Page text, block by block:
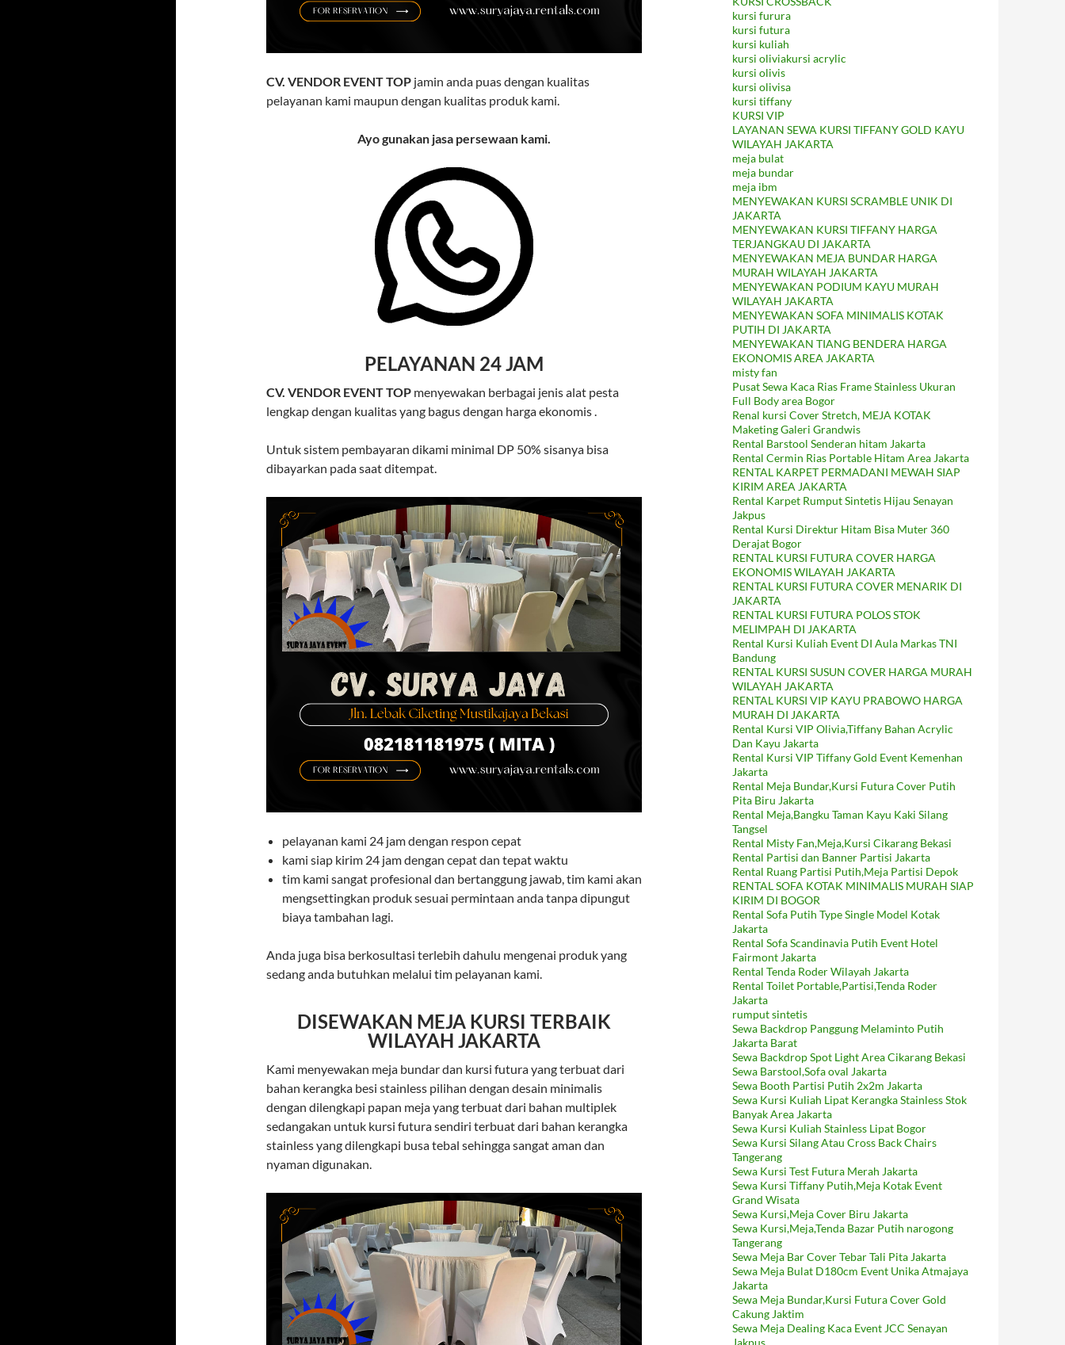
CV. VENDOR EVENT TOP jamin anda puas dengan kualitas
pelayanan kami maupun dengan kualitas produk kami.
Ayo gunakan jasa persewaan kami.
PELAYANAN 24 JAM
CV. VENDOR EVENT TOP menyewakan berbagai jenis alat pesta
lengkap dengan kualitas yang bagus dengan harga ekonomis .
Untuk sistem pembayaran dikami minimal DP 50% sisanya bisa
dibayarkan pada saat ditempat.
pelayanan kami 24 jam dengan respon cepat
kami siap kirim 24 jam dengan cepat dan tepat waktu
tim kami sangat profesional dan bertanggung jawab, tim kami akan
mengsettingkan produk sesuai permintaan anda tanpa dipungut
biaya tambahan lagi.
Anda juga bisa berkosultasi terlebih dahulu mengenai produk yang
sedang anda butuhkan melalui tim pelayanan kami.
DISEWAKAN MEJA KURSI TERBAIK
WILAYAH JAKARTA
Kami menyewakan meja bundar dan kursi futura yang terbuat dari
bahan kerangka besi stainless pilihan dengan desain minimalis
dengan dilengkapi papan meja yang terbuat dari bahan multiplek
sedangakan untuk kursi futura sendiri terbuat dari bahan kerangka
stainless yang dilengkapi busa tebal sehingga sangat aman dan
nyaman digunakan.
kursi furura
kursi futura
kursi kuliah
kursi oliviakursi acrylic
kursi olivis
kursi olivisa
kursi tiffany
KURSI VIP
LAYANAN SEWA KURSI TIFFANY GOLD KAYU
WILAYAH JAKARTA
meja bulat
meja bundar
meja ibm
MENYEWAKAN KURSI SCRAMBLE UNIK DI
JAKARTA
MENYEWAKAN KURSI TIFFANY HARGA
TERJANGKAU DI JAKARTA
MENYEWAKAN MEJA BUNDAR HARGA
MURAH WILAYAH JAKARTA
MENYEWAKAN PODIUM KAYU MURAH
WILAYAH JAKARTA
MENYEWAKAN SOFA MINIMALIS KOTAK
PUTIH DI JAKARTA
MENYEWAKAN TIANG BENDERA HARGA
EKONOMIS AREA JAKARTA
misty fan
Pusat Sewa Kaca Rias Frame Stainless Ukuran
Full Body area Bogor
Renal kursi Cover Stretch, MEJA KOTAK
Maketing Galeri Grandwis
Rental Barstool Senderan hitam Jakarta
Rental Cermin Rias Portable Hitam Area Jakarta
RENTAL KARPET PERMADANI MEWAH SIAP
KIRIM AREA JAKARTA
Rental Karpet Rumput Sintetis Hijau Senayan
Jakpus
Rental Kursi Direktur Hitam Bisa Muter 360
Derajat Bogor
RENTAL KURSI FUTURA COVER HARGA
EKONOMIS WILAYAH JAKARTA
RENTAL KURSI FUTURA COVER MENARIK DI
JAKARTA
RENTAL KURSI FUTURA POLOS STOK
MELIMPAH DI JAKARTA
Rental Kursi Kuliah Event DI Aula Markas TNI
Bandung
RENTAL KURSI SUSUN COVER HARGA MURAH
WILAYAH JAKARTA
RENTAL KURSI VIP KAYU PRABOWO HARGA
MURAH DI JAKARTA
Rental Kursi VIP Olivia,Tiffany Bahan Acrylic
Dan Kayu Jakarta
Rental Kursi VIP Tiffany Gold Event Kemenhan
Jakarta
Rental Meja Bundar,Kursi Futura Cover Putih
Pita Biru Jakarta
Rental Meja,Bangku Taman Kayu Kaki Silang
Tangsel
Rental Misty Fan,Meja,Kursi Cikarang Bekasi
Rental Partisi dan Banner Partisi Jakarta
Rental Ruang Partisi Putih,Meja Partisi Depok
RENTAL SOFA KOTAK MINIMALIS MURAH SIAP
KIRIM DI BOGOR
Rental Sofa Putih Type Single Model Kotak
Jakarta
Rental Sofa Scandinavia Putih Event Hotel
Fairmont Jakarta
Rental Tenda Roder Wilayah Jakarta
Rental Toilet Portable,Partisi,Tenda Roder
Jakarta
rumput sintetis
Sewa Backdrop Panggung Melaminto Putih
Jakarta Barat
Sewa Backdrop Spot Light Area Cikarang Bekasi
Sewa Barstool,Sofa oval Jakarta
Sewa Booth Partisi Putih 2x2m Jakarta
Sewa Kursi Kuliah Lipat Kerangka Stainless Stok
Banyak Area Jakarta
Sewa Kursi Kuliah Stainless Lipat Bogor
Sewa Kursi Silang Atau Cross Back Chairs
Tangerang
Sewa Kursi Test Futura Merah Jakarta
Sewa Kursi Tiffany Putih,Meja Kotak Event
Grand Wisata
Sewa Kursi,Meja Cover Biru Jakarta
Sewa Kursi,Meja,Tenda Bazar Putih narogong
Tangerang
Sewa Meja Bar Cover Tebar Tali Pita Jakarta
Sewa Meja Bulat D180cm Event Unika Atmajaya
Jakarta
Sewa Meja Bundar,Kursi Futura Cover Gold
Cakung Jaktim
Sewa Meja Dealing Kaca Event JCC Senayan
Jakpus